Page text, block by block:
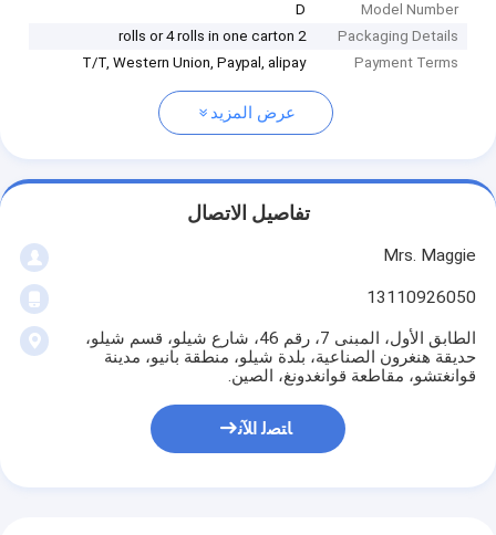
Model Number
D
Packaging Details
2 rolls or 4 rolls in one carton
Payment Terms
T/T, Western Union, Paypal, alipay
عرض المزيد
تفاصيل الاتصال
Mrs. Maggie
13110926050
الطابق الأول، المبنى 7، رقم 46، شارع شيلو، قسم شيلو،
حديقة هنغرون الصناعية، بلدة شيلو، منطقة بانيو، مدينة
قوانغتشو، مقاطعة قوانغدونغ، الصين.
ﺎﺘﺼﻟ ﺍﻶﻧ